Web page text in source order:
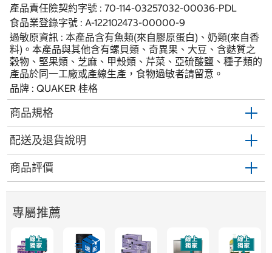
產品責任險契約字號 : 70-114-03257032-00036-PDL
食品業登錄字號 : A-122102473-00000-9
過敏原資訊 : 本產品含有魚類(來自膠原蛋白)、奶類(來自香
料)。本產品與其他含有螺貝類、奇異果、大豆、含麩質之
穀物、堅果類、芝麻、甲殼類、芹菜、亞硫酸鹽、種子類的
產品於同一工廠或產線生產，食物過敏者請留意。
品牌 : QUAKER 桂格
商品規格
配送及退貨說明
商品評價
專屬推薦